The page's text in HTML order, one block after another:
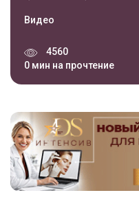
Видео
4560
0 мин на прочтение